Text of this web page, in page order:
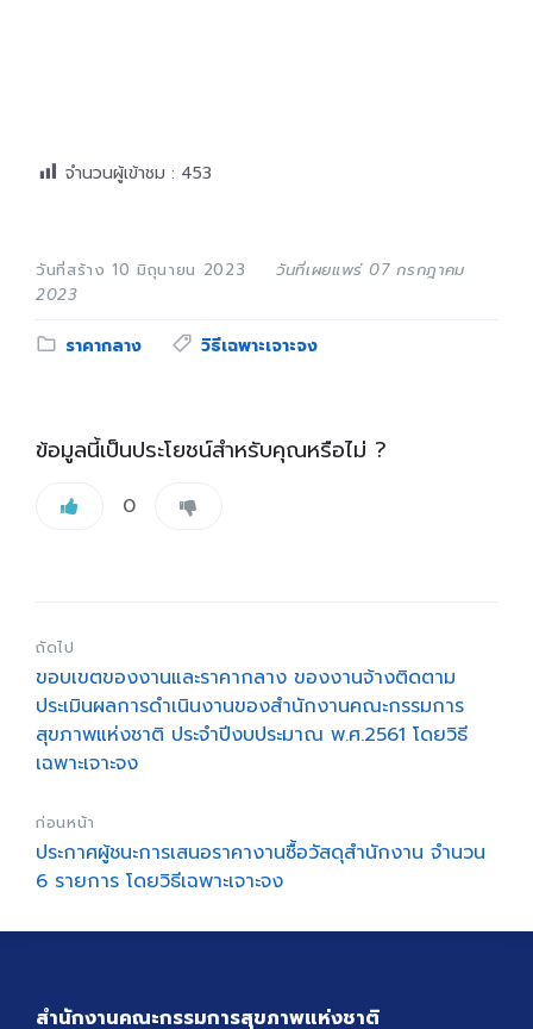
จำนวนผู้เข้าชม : 453
วันที่สร้าง 10 มิถุนายน 2023
วันที่เผยแพร่ 07 กรกฎาคม
2023
Category:
ราคากลาง Tags:
วิธีเฉพาะเจาะจง
ข้อมูลนี้เป็นประโยชน์สำหรับคุณหรือไม่ ?
0
ถัดไป
ขอบเขตของงานและราคากลาง ของงานจ้างติดตาม
ประเมินผลการดำเนินงานของสำนักงานคณะกรรมการ
สุขภาพแห่งชาติ ประจำปีงบประมาณ พ.ศ.2561 โดยวิธี
เฉพาะเจาะจง
ก่อนหน้า
ประกาศผู้ชนะการเสนอราคางานซื้อวัสดุสำนักงาน จำนวน
6 รายการ โดยวิธีเฉพาะเจาะจง
สำนักงานคณะกรรมการสุขภาพแห่งชาติ